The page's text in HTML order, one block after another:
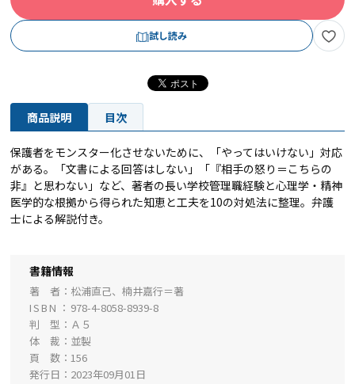
試し読み
商品説明 目次
保護者をモンスター化させないために、「やってはいけない」対応
がある。「文書による回答はしない」「『相手の怒り＝こちらの
非』と思わない」など、著者の長い学校管理職経験と心理学・精神
医学的な根拠から得られた知恵と工夫を10の対処法に整理。弁護
士による解説付き。
書籍情報
著 者
松浦直己、楠井嘉行＝著
ISBN
978-4-8058-8939-8
判 型
Ａ５
体 裁
並製
頁 数
156
発行日
2023年09月01日